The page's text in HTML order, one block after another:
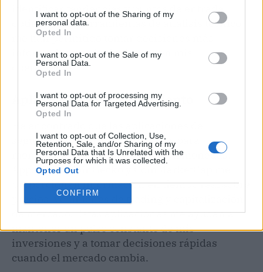
I want to opt-out of the Sharing of my
personal data.
Opted In
I want to opt-out of the Sale of my
Personal Data.
Opted In
I want to opt-out of processing my
Personal Data for Targeted Advertising.
Opted In
I want to opt-out of Collection, Use,
Retention, Sale, and/or Sharing of my
Personal Data that Is Unrelated with the
Purposes for which it was collected.
Opted Out
CONFIRM
identificar tendencias y puntos de entrada
óptimos. Las herramientas de análisis técnico
me han permitido tomar decisiones más
informadas y reducir riesgos en mis
operaciones.
Aplicaciones de Seguimiento
seguimiento son indispensables para
monitorear mi portafolio de criptomonedas.
Apps como CoinGecko y CoinMarketCap me
proporcionan información en tiempo real sobre
precios, volúmenes de trading y capitalización
de mercado. Estas aplicaciones me ayudan a
mantener un pulso constante de mis
inversiones y a tomar decisiones rápidas
cuando el mercado cambia.